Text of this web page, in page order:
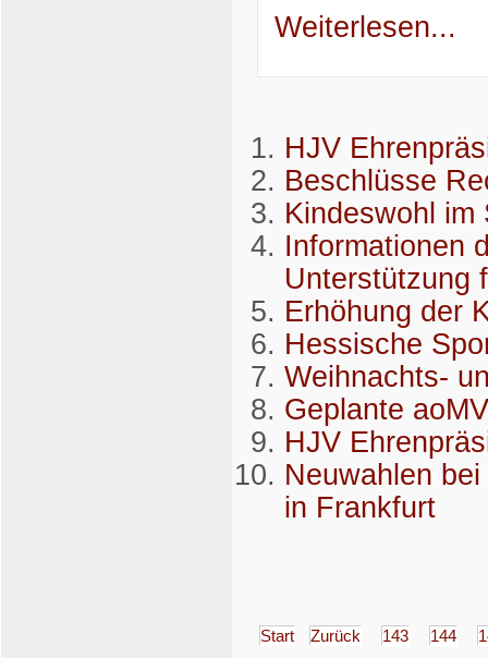
Weiterlesen...
HJV
Beschlüsse
Kindeswohl im
Informationen
Unterstützung
Erhöhung der
Hessische
Weihnachts-
Geplante
HJV
Neuwahlen
in Frankfurt
Start Zurück 143 144